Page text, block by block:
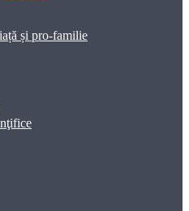
și pro-familie